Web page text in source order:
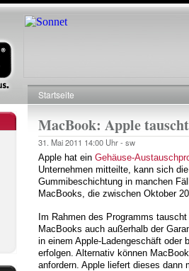
Direkt
zum
Pfadnavigation
Startseite
MacBook: Apple
31. Mai 2011 14:00 Uhr - sw
Apple hat ein Gehäuse-
Unternehmen mitteilte, kann sich
Gummibeschichtung in manchen
MacBooks, die zwischen Oktober
Im Rahmen des Programms
MacBooks auch außerhalb der
in einem Apple-Ladengeschäft oder
erfolgen. Alternativ können
anfordern. Apple liefert dieses dann